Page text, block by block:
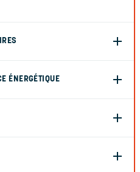
ÉNERGÉTIQUE